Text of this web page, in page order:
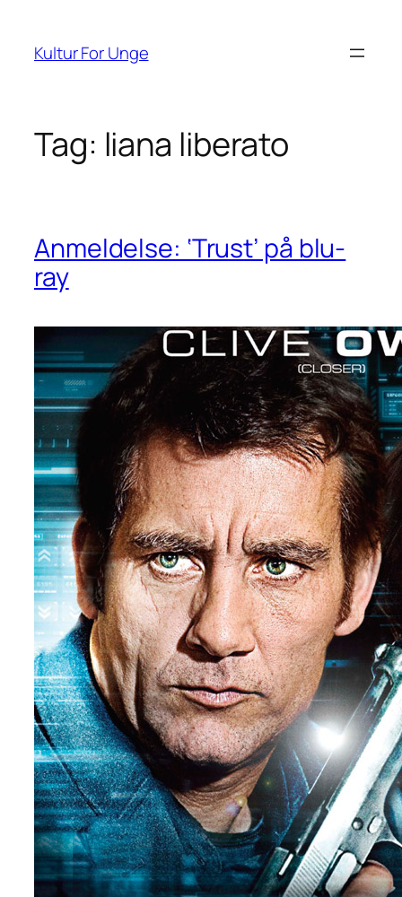
indhold
Kultur For Unge
Tag: liana liberato
Anmeldelse: ‘Trust’ på blu-
ray